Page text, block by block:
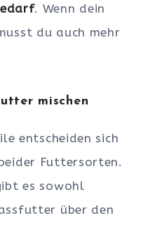
. Wenn dein
du auch mehr
mischen
entscheiden sich
Futtersorten.
es sowohl
über den